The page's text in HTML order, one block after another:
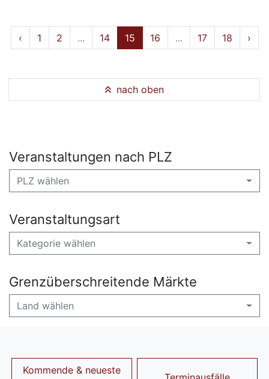
‹ 1 2 ... 14 15 16 ... 17 18 ›
nach oben
Veranstaltungen nach PLZ
PLZ wählen
Veranstaltungsart
Kategorie wählen
Grenzüberschreitende Märkte
Land wählen
Kommende & neueste